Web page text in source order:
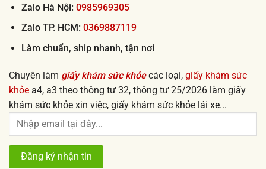
tín
2026
Zalo Hà Nội: 0985969305
Zalo TP. HCM: 0369887119
Làm chuẩn, ship nhanh, tận nơi
Chuyên làm giấy khám sức khỏecác loại, giấy khám sức
khỏe a4, a3 theo thông tư 32, thông tư 25/2026 làm giấy
khám sức khỏe xin việc, giấy khám sức khỏe lái xe...